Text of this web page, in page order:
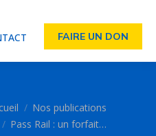
FAIRE UN DON
Nos publications
Pass Rail : un forfait…